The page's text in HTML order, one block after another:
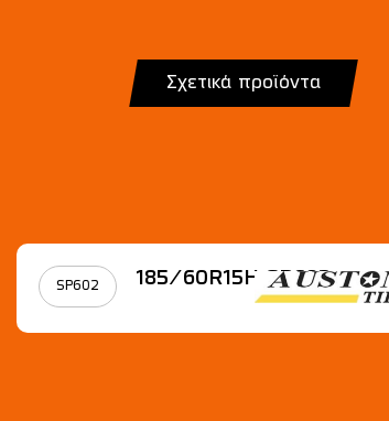
Σχετικά προϊόντα
SP602 185/60R15Η SP602